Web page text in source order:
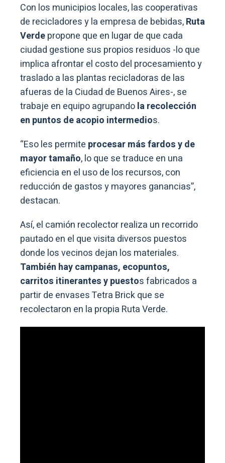
Con los municipios locales, las cooperativas
de recicladores y la empresa de bebidas,Ruta
Verdepropone que en lugar de que cada
ciudad gestione sus propios residuos -lo que
implica afrontar el costo del procesamiento y
traslado a las plantas recicladoras de las
afueras de la Ciudad de Buenos Aires-, se
trabaje en equipo agrupandola recolección
en puntos de acopio intermedios.
“Eso les permite procesar más fardos y de
mayor tamaño, lo que se traduce en una
eficiencia en el uso de los recursos, con
reducción de gastos y mayores ganancias”,
destacan.
Así, el camión recolector realiza un recorrido
pautado en el que visita diversos puestos
donde los vecinos dejan los materiales.
También hay campanas, ecopuntos,
carritos itinerantes y puestos fabricados a
partir de envases Tetra Brick que se
recolectaron en la propia Ruta Verde.